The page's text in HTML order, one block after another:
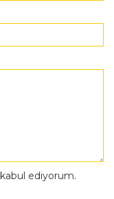
ediyorum.